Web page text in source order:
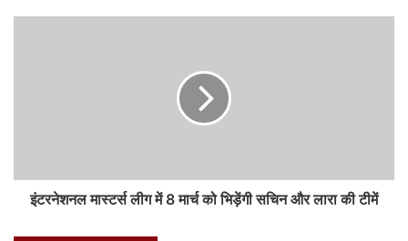
मुचाकि मासे पिता सन्नू (चार माह) की मौत एक मार्च को हुई उसको सांस लेने में
सीने में दर्द की शिकायत थी। एक सप्ताह के भीतर ही दोनों ने एक ही दिन दम तोड़
दिया।
इंटरनेशनल मास्टर्स लीग में 8 मार्च को भिड़ेंगी सचिन और लारा की टीमें